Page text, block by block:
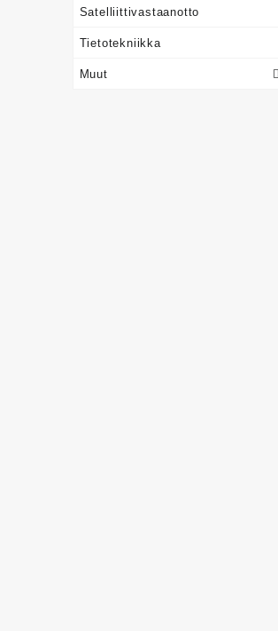
Satelliittivastaanotto
Tietotekniikka
Muut